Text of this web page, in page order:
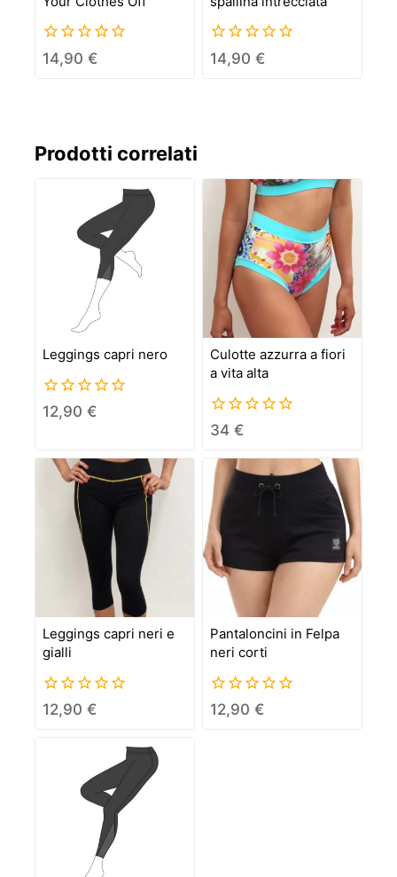
0
14,90 €
0
14,90 €
Prodotti correlati
Leggings capri nero
0
5
12,90 €
Culotte azzurra a fiori
a vita alta
0
of
5
34 €
Leggings capri neri e
gialli
0
12,90 €
Pantaloncini in Felpa
neri corti
0
12,90 €